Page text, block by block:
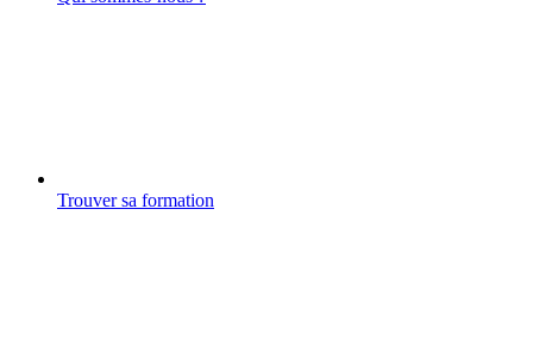
Trouver sa formation